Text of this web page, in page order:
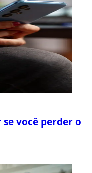
se você perder o